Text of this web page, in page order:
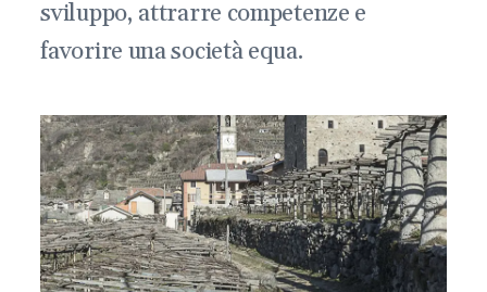
sviluppo, attrarre competenze e
favorire una società equa.